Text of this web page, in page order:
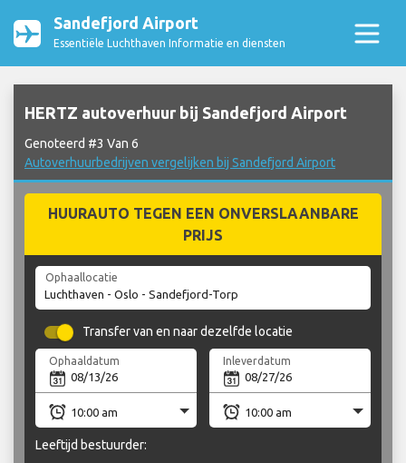
Sandefjord Airport
Essentiële Luchthaven Informatie en diensten
HERTZ autoverhuur bij Sandefjord Airport
Genoteerd #3 Van 6
Autoverhuurbedrijven vergelijken bij Sandefjord Airport
HUURAUTO TEGEN EEN ONVERSLAANBARE
PRIJS
Ophaallocatie
Transfer van en naar dezelfde locatie
Ophaaldatum Inleverdatum
Leeftijd bestuurder: